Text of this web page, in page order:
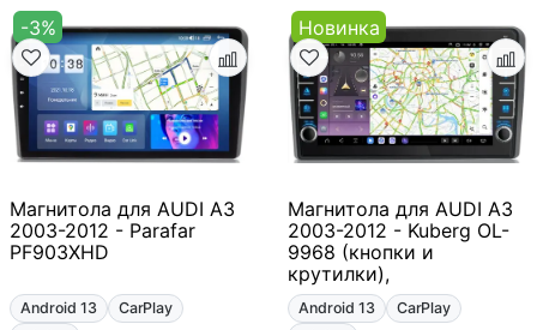
-3%
Магнитола для AUDI A3
2003-2012 - Parafar
PF903XHD
Android 13
CarPlay
Новинка
Магнитола для AUDI A3
2003-2012 - Kuberg OL-
9968 (кнопки и
крутилки),
Android 13
CarPlay